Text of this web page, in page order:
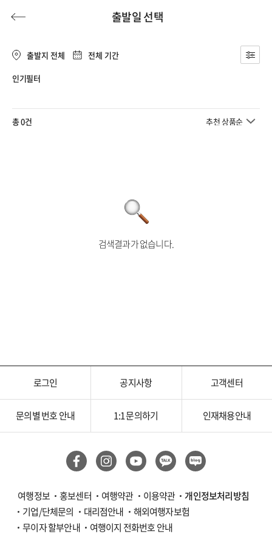
출발일 선택
출발지 전체 전체 기간
인기필터
총 0건 추천 상품순
검색결과가 없습니다.
로그인 공지사항 고객센터
문의별 번호 안내 1:1 문의하기 인재채용안내
여행정보 홍보센터 여행약관 이용약관
개인정보처리방침
기업/단체문의
대리점안내
해외여행자보험
무이자 할부안내
여행이지 전화번호 안내